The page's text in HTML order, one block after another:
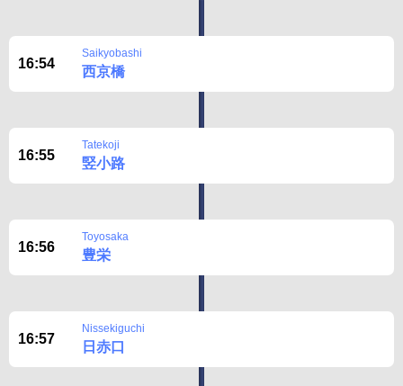
16:54
Saikyobashi
西京橋
16:55
Tatekoji
竪小路
16:56
Toyosaka
豊栄
16:57
Nissekiguchi
日赤口